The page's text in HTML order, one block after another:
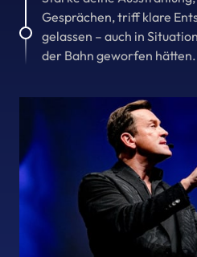
Gesprächen, triff klare
gelassen – auch in
der Bahn geworfen hätten.